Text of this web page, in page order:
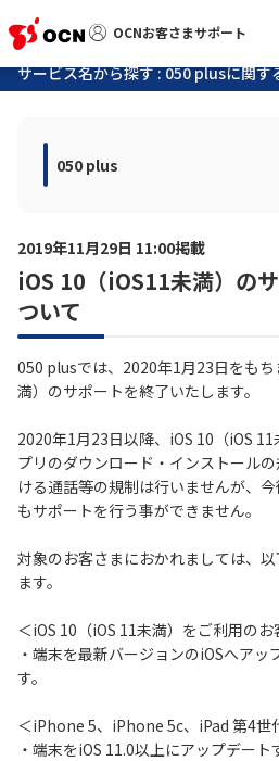
OCNお客さまサポート
OCNお客さまサポート
マイペ
サポートトップ
よくあるご質問
お問い合わせ
NTTドコモビジネスのお客さ
OCN サービス一覧
サービス名から探す : 050 plusに関す
050 plus
2019年11月29日 11:00掲載
iOS 10（iOS11未満）の
ついて
050 plusでは、2020年1月23日をもち
満）のサポートを終了いたします。
2020年1月23日以降、iOS 10（iOS
プリのダウンロード・インストール
ける通話等の規制は行いませんが、
もサポートを行う事ができません。
対象のお客さまにおかれましては、
ます。
＜iOS 10（iOS 11未満）をご利用のお
・端末を最新バージョンのiOSへアッ
す。
＜iPhone 5、iPhone 5c、iPad 第4世
・端末をiOS 11.0以上にアップデー